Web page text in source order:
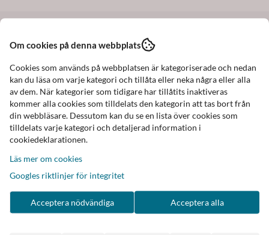
Frakt 39:- inom Sverige Fri frakt vid order över 900:-
Leverans inom 2-4 arbetsdagar Trygg betalning med Klarna
Kontakta oss
Oopsydaisy
Tel. 070 2446213
Om vi inte har möjlighet att svara, tala in ett meddelande eller
Om cookies på denna webbplats
Cookies som används på webbplatsen är kategoriserade och nedan
kan du läsa om varje kategori och tillåta eller neka några eller alla
av dem. När kategorier som tidigare har tillåtits inaktiveras
kommer alla cookies som tilldelats den kategorin att tas bort från
din webbläsare. Dessutom kan du se en lista över cookies som
tilldelats varje kategori och detaljerad information i
cookiedeklarationen.
Läs mer om cookies
Googles riktlinjer för integritet
Acceptera nödvändiga Acceptera alla